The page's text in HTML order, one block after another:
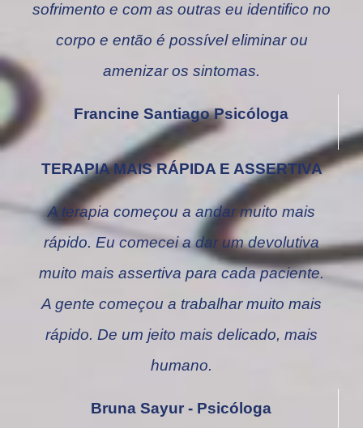
sofrimento e com as outras eu identifico no
corpo e então é possível eliminar ou
amenizar os sintomas.
Francine Santiago Psicóloga
TERAPIA MAIS RÁPIDA E ASSERTIVA
A terapia começou a andar muito mais
rápido. Eu comecei a dar um devolutiva
muito mais assertiva para cada paciente.
A gente começou a trabalhar muito mais
rápido. De um jeito mais delicado, mais
humano.
Bruna Sayur - Psicóloga